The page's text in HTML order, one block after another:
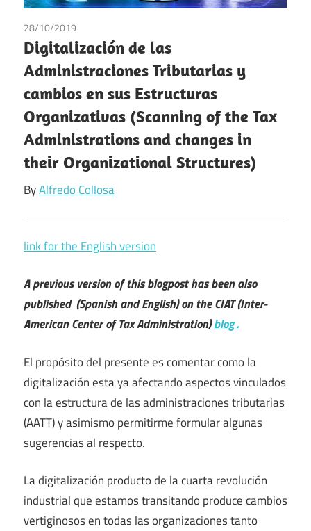
28/10/2019
Digitalización de las
Administraciones Tributarias y
cambios en sus Estructuras
Organizativas (Scanning of the Tax
Administrations and changes in
their Organizational Structures)
ByAlfredo Collosa
link for the English version
A previous version of this blogpost has been also
published (Spanish and English) on the CIAT (Inter-
American Center of Tax Administration)blog .
El propósito del presente es comentar como la
digitalización esta ya afectando aspectos vinculados
con la estructura de las administraciones tributarias
(AATT) y asimismo permitirme formular algunas
sugerencias al respecto.
La digitalización producto de la cuarta revolución
industrial que estamos transitando produce cambios
vertiginosos en todas las organizaciones tanto